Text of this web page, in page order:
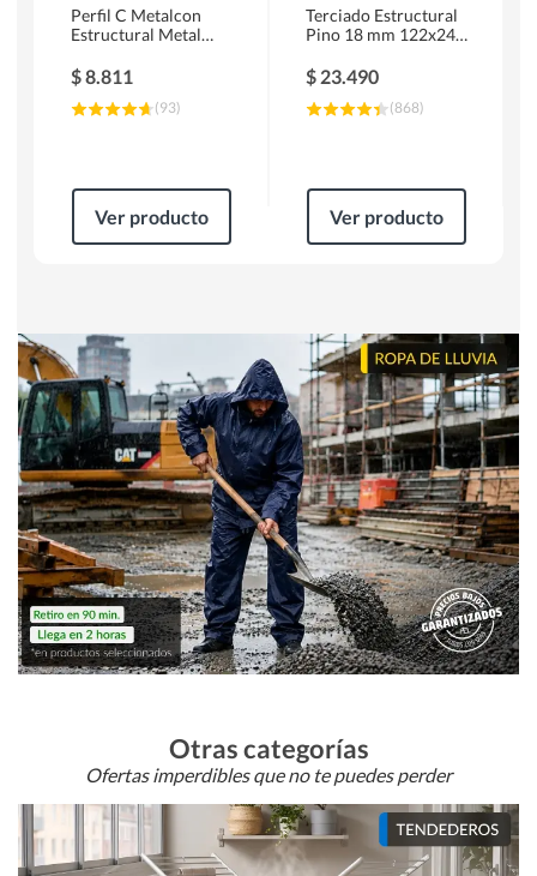
Perfil C Metalcon
Estructural Metal
$8.811
(93)
Ver producto
Terciado Estructural
Pino 18 mm 122x244
$ 23.490
(868)
Ver producto
Otras categorías
Ofertas imperdibles que no te puedes perder